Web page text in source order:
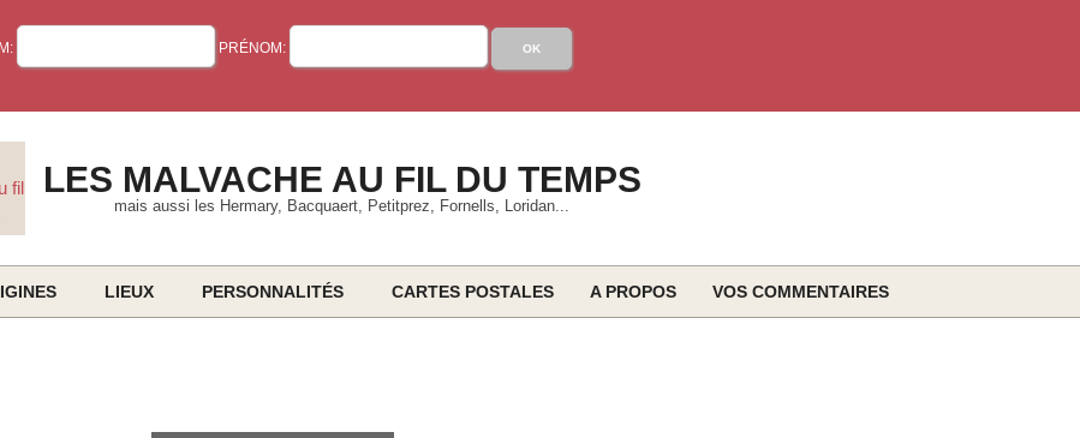
PRÉNOM:
LES MALVACHE AU FIL DU TEMPS
mais aussi les Hermary, Bacquaert, Petitprez, Fornells, Loridan...
LIEUX PERSONNALITÉS CARTES POSTALES A PROPOS VOS COMMENTAIRES